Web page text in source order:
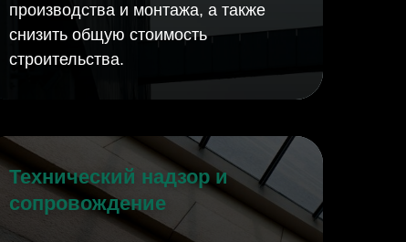
производства и монтажа, а также
снизить общую стоимость
строительства.
Технический надзор и
сопровождение